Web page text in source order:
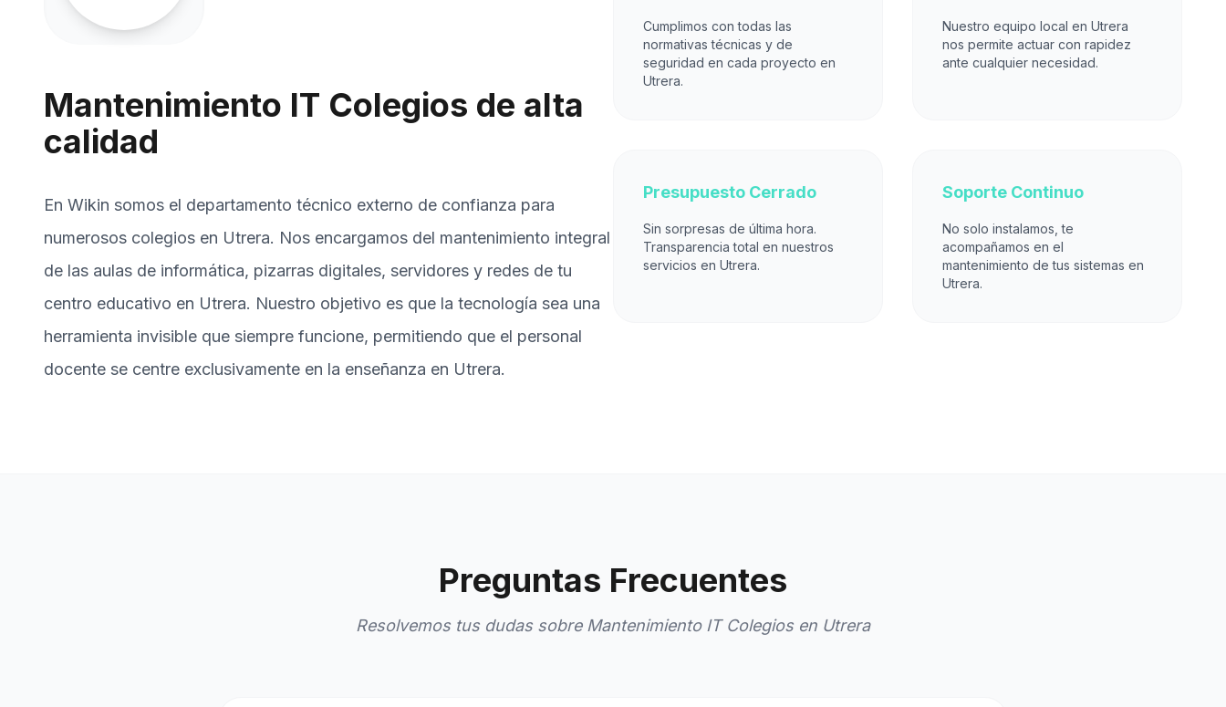
Mantenimiento IT Colegios de alta
calidad
En Wikin somos el departamento técnico externo de confianza para
numerosos colegios en Utrera. Nos encargamos del mantenimiento integral
de las aulas de informática, pizarras digitales, servidores y redes de tu
centro educativo en Utrera. Nuestro objetivo es que la tecnología sea una
herramienta invisible que siempre funcione, permitiendo que el personal
docente se centre exclusivamente en la enseñanza en Utrera.
Cumplimos con todas las
normativas técnicas y de
seguridad en cada proyecto en
Utrera.
Nuestro equipo local en Utrera
nos permite actuar con rapidez
ante cualquier necesidad.
Presupuesto Cerrado
Sin sorpresas de última hora.
Transparencia total en nuestros
servicios en Utrera.
Soporte Continuo
No solo instalamos, te
acompañamos en el
mantenimiento de tus sistemas en
Utrera.
Preguntas Frecuentes
Resolvemos tus dudas sobre Mantenimiento IT Colegios en Utrera